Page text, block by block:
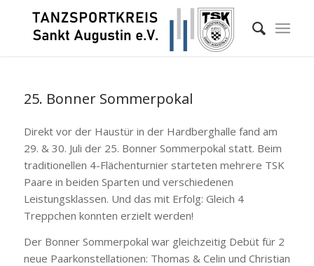
25. Bonner Sommerpokal
Direkt vor der Haustür in der Hardberghalle fand am
29. & 30. Juli der 25. Bonner Sommerpokal statt. Beim
traditionellen 4-Flächenturnier starteten mehrere TSK
Paare in beiden Sparten und verschiedenen
Leistungsklassen. Und das mit Erfolg: Gleich 4
Treppchen konnten erzielt werden!
Der Bonner Sommerpokal war gleichzeitig Debüt für 2
neue Paarkonstellationen: Thomas & Celin und Christian